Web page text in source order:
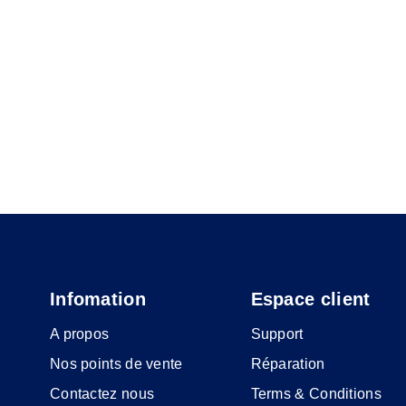
Infomation
A propos
Nos points de vente
Contactez nous
Espace client
Support
Réparation
Terms & Conditions